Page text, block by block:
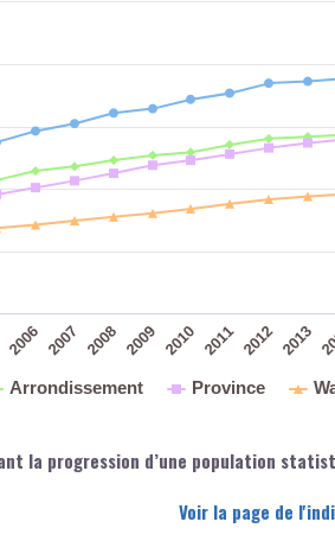
Arrondissement Province
2006 2007 2008 2009 2010 2011 2012 2013
la progression d’une population
Voir la page de